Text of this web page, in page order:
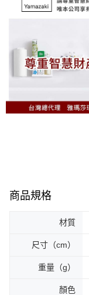
商品規格
材質
尺寸（cm）
重量（g）
顏色